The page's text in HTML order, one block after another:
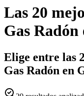
Las 20
Gas Radón
Elige entre las
Gas Radón en